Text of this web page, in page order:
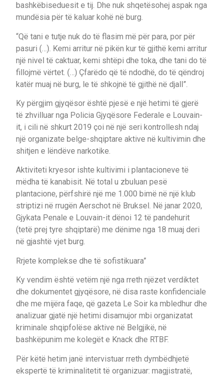
bashkëbiseduesit e tij. Dhe nuk shqetësohej aspak nga
mundësia për të kaluar kohë në burg.
“Që tani e tutje nuk do të flasim më për para, por për
pasuri (…). Kemi arritur në pikën kur të gjithë kemi arritur
një nivel të caktuar, kemi shtëpi dhe toka, dhe tani do të
fillojmë vërtet. (…) Çfarëdo që të ndodhë, do të qëndroj
katër muaj në burg, le të shkojnë të gjithë në djall”.
Ky përgjim gjyqësor është pjesë e një hetimi të gjerë
të zhvilluar nga Policia Gjyqësore Federale e Louvain-
it, i cili në shkurt 2019 çoi në një seri kontrollesh ndaj
një organizate belge-shqiptare aktive në kultivimin dhe
shitjen e lëndëve narkotike.
Aktiviteti kryesor ishte kultivimi i plantacioneve të
mëdha të kanabisit. Në total u zbuluan pesë
plantacione, përfshirë një me 1.000 bimë në një klub
striptizi në rrugën Aerschot në Bruksel. Në janar 2020,
Gjykata Penale e Louvain-it dënoi 12 të pandehurit
(tetë prej tyre shqiptarë) me dënime nga 18 muaj deri
në gjashtë vjet burg.
Rrjete komplekse dhe të sofistikuara”
Ky vendim është vetëm një nga rreth njëzet verdiktet
dhe dokumentet gjyqësore, në disa raste konfidenciale
dhe me mijëra faqe, që gazeta Le Soir ka mbledhur dhe
analizuar gjatë një hetimi disamujor mbi organizatat
kriminale shqipfolëse aktive në Belgjikë, në
bashkëpunim me kolegët e Knack dhe RTBF.
Për këtë hetim janë intervistuar rreth dymbëdhjetë
ekspertë të kriminalitetit të organizuar: magjistratë,